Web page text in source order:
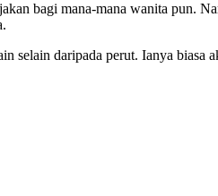
bagi mana-mana wanita pun.
selain daripada perut. Ianya biasa